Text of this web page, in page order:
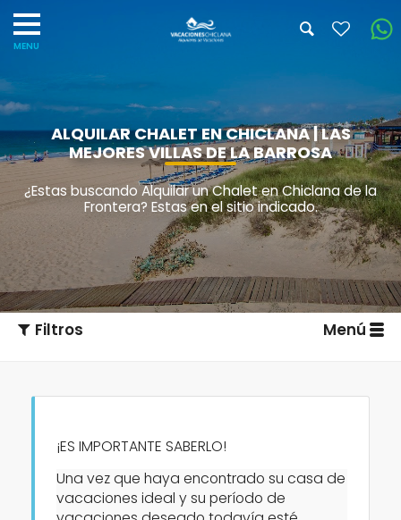
ALQUILAR CHALET EN CHICLANA | LAS
MEJORES VILLAS DE LA BARROSA
¿Estas buscando Alquilar un Chalet en Chiclana de la
Frontera? Estas en el sitio indicado.
Filtros Menú
Villas y casas
¡ES IMPORTANTE SABERLO!
Una vez que haya encontrado su casa de
vacaciones ideal y su período de